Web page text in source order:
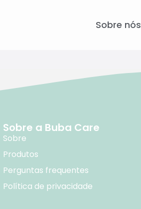
Sobre nós
Sobre a Buba Care
Sobre
Produtos
Perguntas frequentes
Política de privacidade